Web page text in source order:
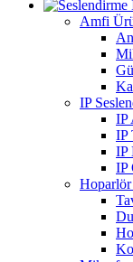
Amfi
IP
IP
IP
IP
IP